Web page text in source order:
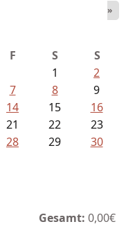
»
F S
S
1
2
7 8
9
14 15
16
21 22
23
28 29
30
Gesamt: 0,00€